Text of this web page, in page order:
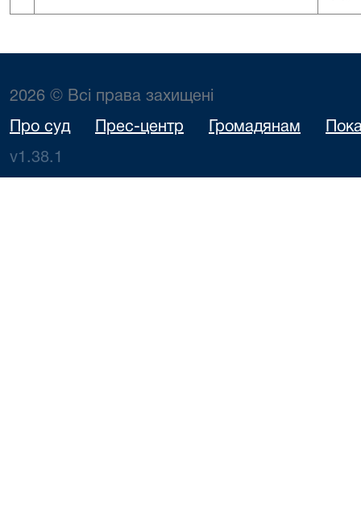
2026 © Всі права захищені
Про суд Прес-центр Громадянам
v1.38.1